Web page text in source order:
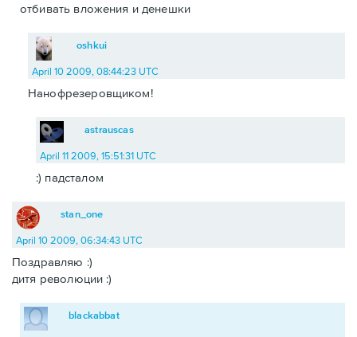
отбивать вложения и денешки
oshkui
April 10 2009, 08:44:23 UTC
Нанофрезеровщиком!
astrauscas
April 11 2009, 15:51:31 UTC
:) падсталом
stan_one
April 10 2009, 06:34:43 UTC
Поздравляю :)
дитя революции :)
blackabbat